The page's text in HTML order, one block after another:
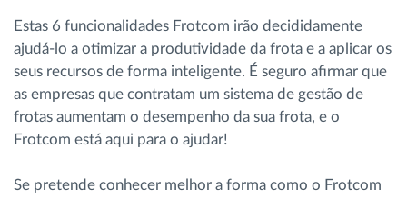
Estas 6 funcionalidades Frotcom irão decididamente
ajudá-lo a otimizar a produtividade da frota e a aplicar os
seus recursos de forma inteligente. É seguro afirmar que
as empresas que contratam um sistema de gestão de
frotas aumentam o desempenho da sua frota, e o
Frotcom está aqui para o ajudar!
Se pretende conhecer melhor a forma como o Frotcom